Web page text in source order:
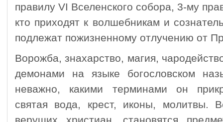
правилу VI Вселенского собора, 3-му
кто приходят к волшебникам и
подлежат пожизненному отлучению от
Ворожба, знахарство, магия,
демонами на языке богословском
неважно, какими терминами он
святая вода, крест, иконы, молитвы.